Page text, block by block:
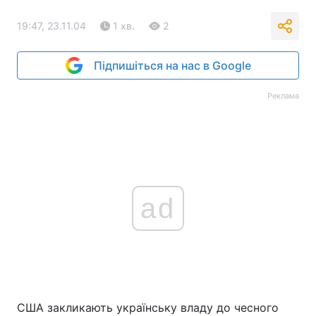
19:47, 23.11.04 1 хв. 2
Підпишіться на нас в Google
Реклама
ad
США закликають українську владу до чесного